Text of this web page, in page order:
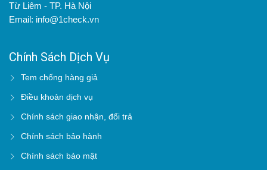
Từ Liêm - TP. Hà Nội
Email: info@1check.vn
Chính Sách Dịch Vụ
Tem chống hàng giả
Điều khoản dịch vụ
Chính sách giao nhận, đổi trả
Chính sách bảo hành
Chính sách bảo mật